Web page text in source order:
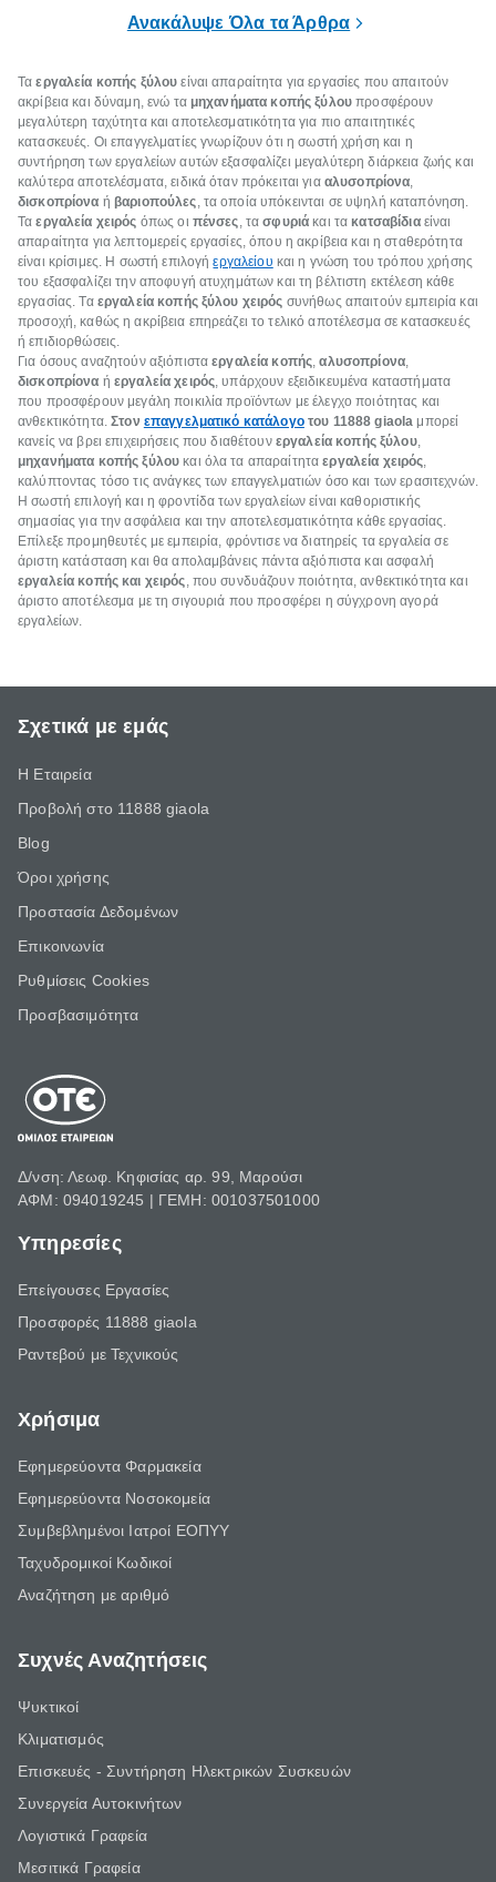
Ανακάλυψε Όλα τα Άρθρα
Ταεργαλεία κοπής ξύλου είναι απαραίτητα για εργασίες που απαιτούν
ακρίβεια και δύναμη, ενώ τα μηχανήματα κοπής ξύλου προσφέρουν
μεγαλύτερη ταχύτητα και αποτελεσματικότητα για πιο απαιτητικές
κατασκευές. Οι επαγγελματίες γνωρίζουν ότι η σωστή χρήση και η
συντήρηση των εργαλείων αυτών εξασφαλίζει μεγαλύτερη διάρκεια ζωής και
καλύτερα αποτελέσματα, ειδικά όταν πρόκειται για αλυσοπρίονα,
δισκοπρίονα ή βαριοπούλες, τα οποία υπόκεινται σε υψηλή καταπόνηση.
Ταεργαλεία χειρός όπως οι πένσες, τασφυριά και τα κατσαβίδιαείναι
απαραίτητα για λεπτομερείς εργασίες, όπου η ακρίβεια και η σταθερότητα
είναι κρίσιμες. Η σωστή επιλογήεργαλείου και η γνώση του τρόπου χρήσης
του εξασφαλίζει την αποφυγή ατυχημάτων και τη βέλτιστη εκτέλεση κάθε
εργασίας. Τα εργαλεία κοπής ξύλου χειρός συνήθως απαιτούν εμπειρία και
προσοχή, καθώς η ακρίβεια επηρεάζει το τελικό αποτέλεσμα σε κατασκευές
ή επιδιορθώσεις.
Για όσους αναζητούν αξιόπισταεργαλεία κοπής,αλυσοπρίονα,
δισκοπρίονα ή εργαλεία χειρός, υπάρχουν εξειδικευμένα καταστήματα
που προσφέρουν μεγάλη ποικιλία προϊόντων με έλεγχο ποιότητας και
ανθεκτικότητα.Στον επαγγελματικό κατάλογοτου 11888 giaola μπορεί
κανείς να βρει επιχειρήσεις που διαθέτουν εργαλεία κοπής ξύλου,
μηχανήματα κοπής ξύλου και όλα τα απαραίτηταεργαλεία χειρός,
καλύπτοντας τόσο τις ανάγκες των επαγγελματιών όσο και των ερασιτεχνών.
Η σωστή επιλογή και η φροντίδα των εργαλείων είναι καθοριστικής
σημασίας για την ασφάλεια και την αποτελεσματικότητα κάθε εργασίας.
Επίλεξε προμηθευτές με εμπειρία, φρόντισε να διατηρείς τα εργαλεία σε
άριστη κατάσταση και θα απολαμβάνεις πάντα αξιόπιστα και ασφαλή
εργαλεία κοπής και χειρός, που συνδυάζουν ποιότητα, ανθεκτικότητα και
άριστο αποτέλεσμα με τη σιγουριά που προσφέρει η σύγχρονη αγορά
εργαλείων.
Σχετικά με εμάς
Η Εταιρεία
Προβολή στο 11888 giaola
Blog
Όροι χρήσης
Προστασία Δεδομένων
Επικοινωνία
Ρυθμίσεις Cookies
Προσβασιμότητα
Δ/νση: Λεωφ. Κηφισίας αρ. 99, Μαρούσι
ΑΦΜ: 094019245 | ΓΕΜΗ: 001037501000
Υπηρεσίες
Επείγουσες Εργασίες
Προσφορές 11888 giaola
Ραντεβού με Τεχνικούς
Χρήσιμα
Εφημερεύοντα Φαρμακεία
Εφημερεύοντα Νοσοκομεία
Συμβεβλημένοι Ιατροί ΕΟΠΥΥ
Ταχυδρομικοί Κωδικοί
Αναζήτηση με αριθμό
Συχνές Αναζητήσεις
Ψυκτικοί
Κλιματισμός
Επισκευές - Συντήρηση Ηλεκτρικών Συσκευών
Συνεργεία Αυτοκινήτων
Λογιστικά Γραφεία
Μεσιτικά Γραφεία